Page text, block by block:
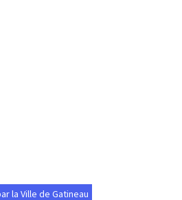
la Ville de Gatineau